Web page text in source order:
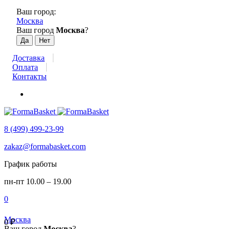
Ваш город:
Москва
Ваш город Москва?
Доставка
Оплата
Контакты
8 (499) 499-23-99
zakaz@formabasket.com
График работы
пн-пт 10.00 – 19.00
0
0₽
Москва